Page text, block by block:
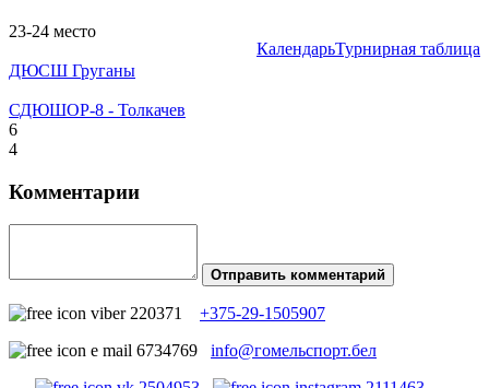
КалендарьТурнирная таблица
23-24 место
ДЮСШ Груганы
СДЮШОР-8 - Толкачев
6
4
Комментарии
Отправить комментарий
+375-29-1505907
info@гомельспорт.бел